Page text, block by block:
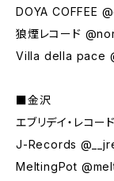
DOYA COFFEE
狼煙レコード
Villa della pace
■金沢
エブリデイ・レコ
J-Records
MeltingPot